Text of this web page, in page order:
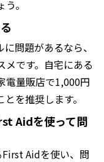
。
問題があるなら、
メです。自宅にある
電量販店で1,000円
を推奨します。
Aidを使って問
First Aidを使い、問